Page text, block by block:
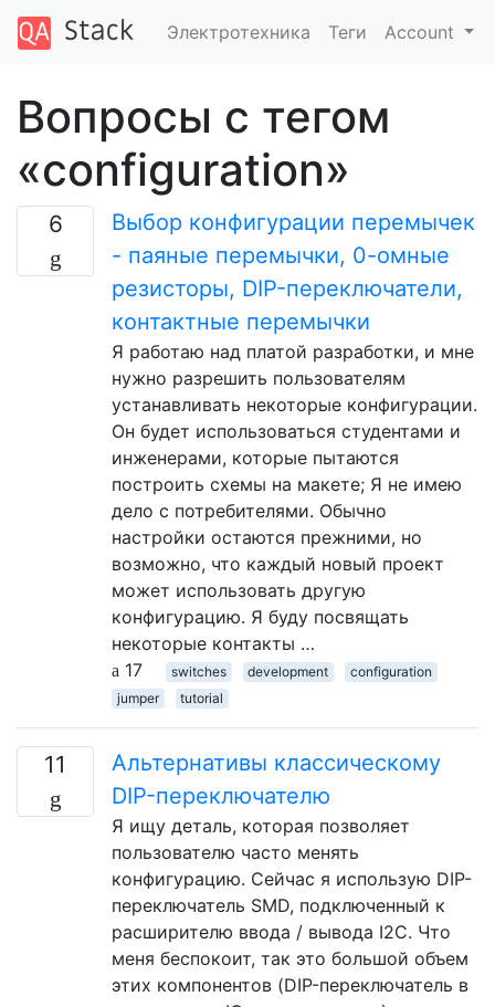
Электротехника Теги Account
Вопросы с тегом
«configuration»
6
Выбор конфигурации перемычек
- паяные перемычки, 0-омные
резисторы, DIP-переключатели,
контактные перемычки
Я работаю над платой разработки, и мне
нужно разрешить пользователям
устанавливать некоторые конфигурации.
Он будет использоваться студентами и
инженерами, которые пытаются
построить схемы на макете; Я не имею
дело с потребителями. Обычно
настройки остаются прежними, но
возможно, что каждый новый проект
может использовать другую
конфигурацию. Я буду посвящать
некоторые контакты …
17
switches development
configuration
jumper
tutorial
11
Альтернативы классическому
DIP-переключателю
Я ищу деталь, которая позволяет
пользователю часто менять
конфигурацию. Сейчас я использую DIP-
переключатель SMD, подключенный к
расширителю ввода / вывода I2C. Что
меня беспокоит, так это большой объем
этих компонентов (DIP-переключатель в